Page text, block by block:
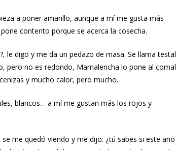
a poner amarillo, aunque a mí me gusta más
contento porque se acerca la cosecha.
le digo y me da un pedazo de masa. Se llama testal
no es redondo, Mamalencha lo pone al comal
y mucho calor, pero mucho.
blancos… a mí me gustan más los rojos y
me quedó viendo y me dijo: ¿tú sabes si este año